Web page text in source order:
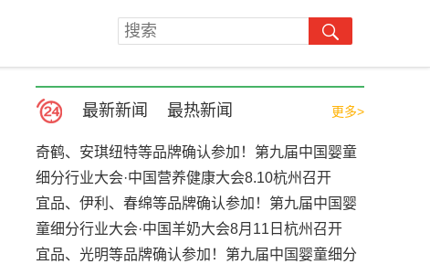
最新新闻 最热新闻 更多>
奇鹤、安琪纽特等品牌确认参加！第九届中国婴童
细分行业大会·中国营养健康大会8.10杭州召开
宜品、伊利、春绵等品牌确认参加！第九届中国婴
童细分行业大会·中国羊奶大会8月11日杭州召开
宜品、光明等品牌确认参加！第九届中国婴童细分